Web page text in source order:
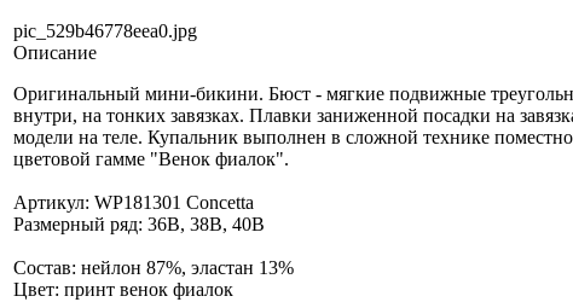
pic_529b46778eea0.jpg
Описание
Оригинальный мини-бикини. Бюст - мягкие подвижные
внутри, на тонких завязках. Плавки заниженной посадки на
модели на теле. Купальник выполнен в сложной технике
цветовой гамме "Венок фиалок".
Артикул: WP181301 Concetta
Размерный ряд: 36B, 38B, 40B
Состав: нейлон 87%, эластан 13%
Цвет: принт венок фиалок